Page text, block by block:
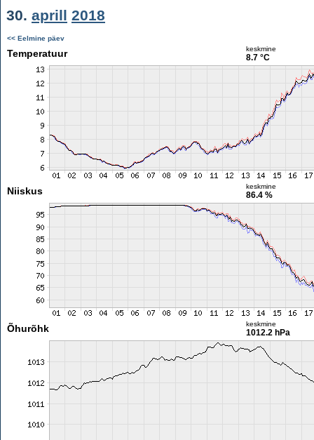
30. aprill 2018
<< Eelmine päev
Temperatuur keskmine
8.7 °C
Niiskus keskmine
86.4 %
Õhurõhk keskmine
1012.2 hPa